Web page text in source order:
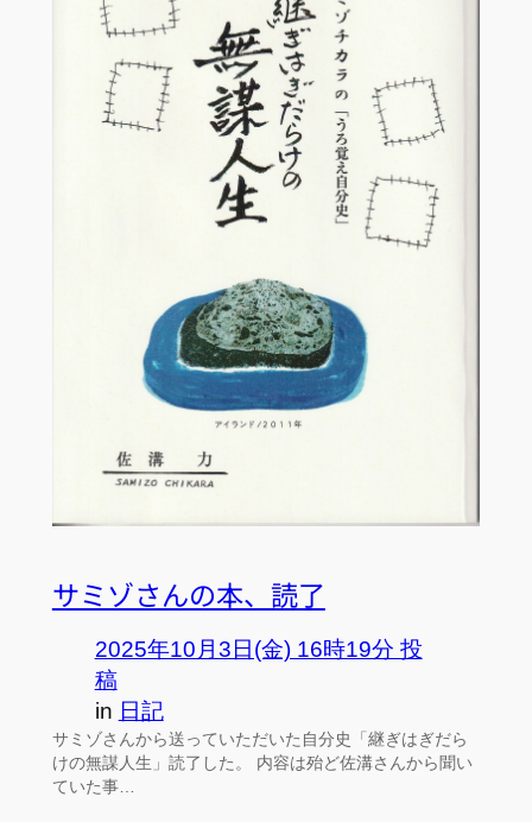
サミゾさんの本、読了
2025年10月3日(金) 16時19分 投
稿
in 日記
サミゾさんから送っていただいた自分史「継ぎはぎだら
けの無謀人生」読了した。 内容は殆ど佐溝さんから聞い
ていた事…